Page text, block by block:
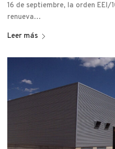
16 de septiembre, la orden
renueva…
Leer más